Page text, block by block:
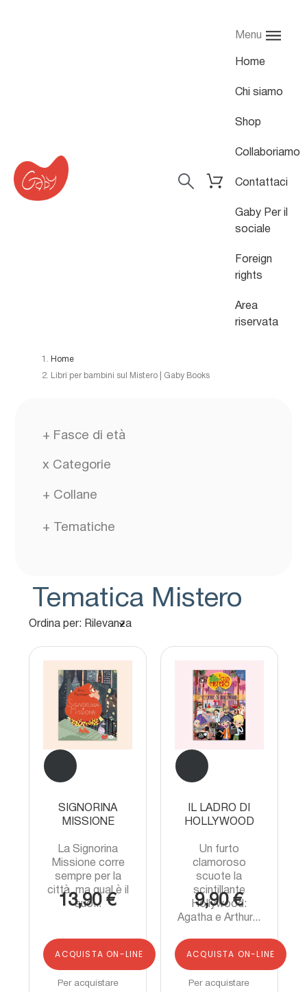
Menu
Home
Chi siamo
Shop
Collaboriamo
Contattaci
Gaby Per il
sociale
Foreign
rights
Area
riservata
Home
Libri per bambini sul Mistero | Gaby Books
+ Fasce di età
x Categorie
+ Collane
+ Tematiche
Tematica Mistero
Ordina per: Rilevanza
SIGNORINA
MISSIONE
La Signorina
Missione corre
sempre per la
città, ma qual è il
suo...
13,90 €
ACQUISTA ON-LINE
Per acquistare
IL LADRO DI
HOLLYWOOD
Un furto
clamoroso
scuote la
scintillante
Hollywood:
Agatha e Arthur...
9,90 €
ACQUISTA ON-LINE
Per acquistare